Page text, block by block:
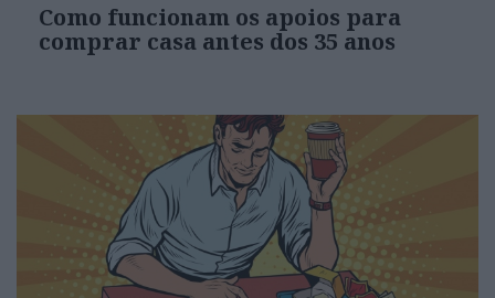
Como funcionam os apoios para
comprar casa antes dos 35 anos